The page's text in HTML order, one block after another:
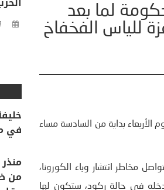
لما بعد
للياس الفخفاخ
سيتوجّه اليوم الأربعاء بداية من السادسة مساء
مخاطر انتشار وباء الكورونا،
في حالة ركود، ستكون لها
17
في
من